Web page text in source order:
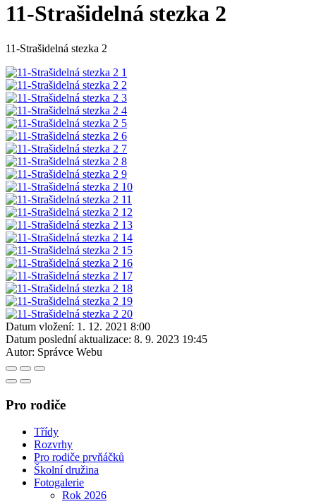
11-Strašidelná stezka 2
11-Strašidelná stezka 2
Datum vložení: 1. 12. 2021 8:00
Datum poslední aktualizace: 8. 9. 2023 19:45
Autor: Správce Webu
Pro rodiče
Třídy
Rozvrhy
Pro rodiče prvňáčků
Školní družina
Fotogalerie
Rok 2026